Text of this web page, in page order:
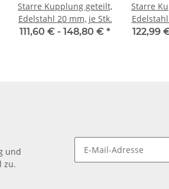
Starre Kupplung geteilt,
Edelstahl 20 mm, je Stk.
111,60 € - 148,80 € *
Starre
122,99
und
zu.